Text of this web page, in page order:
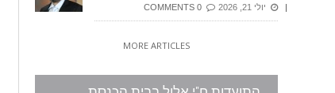
יולי 21, 2026
MORE ARTICLES